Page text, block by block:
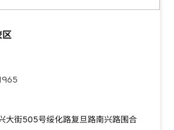
区
大街505号绥化路复旦路南兴路围合